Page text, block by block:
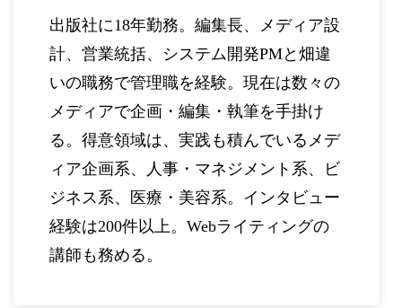
出版社に18年勤務。編集長、メディア設
計、営業統括、システム開発PMと畑違
いの職務で管理職を経験。現在は数々の
メディアで企画・編集・執筆を手掛け
る。得意領域は、実践も積んでいるメデ
ィア企画系、人事・マネジメント系、ビ
ジネス系、医療・美容系。インタビュー
経験は200件以上。Webライティングの
講師も務める。